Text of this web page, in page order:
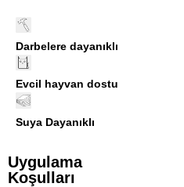
Darbelere dayanıklı
Evcil hayvan dostu
Suya Dayanıklı
Uygulama
Koşulları